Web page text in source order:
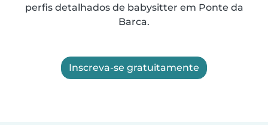
perfis detalhados de babysitter em Ponte da
Barca.
Inscreva-se gratuitamente